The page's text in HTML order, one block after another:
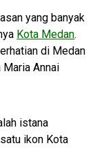
yang banyak
Kota Medan.
di Medan
Maria Annai
istana
ikon Kota